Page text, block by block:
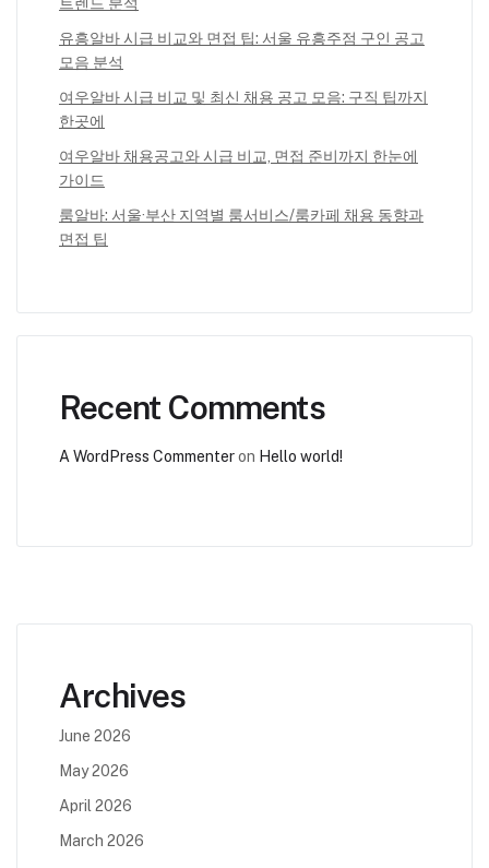
트렌드 분석
유흥알바 시급 비교와 면접 팁: 서울 유흥주점 구인 공고
모음 분석
여우알바 시급 비교 및 최신 채용 공고 모음: 구직 팁까지
한곳에
여우알바 채용공고와 시급 비교, 면접 준비까지 한눈에
가이드
룸알바: 서울·부산 지역별 룸서비스/룸카페 채용 동향과
면접 팁
Recent Comments
A WordPress Commenteron Hello world!
Archives
June 2026
May 2026
April 2026
March 2026